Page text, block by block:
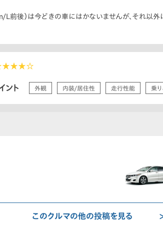
L前後）は今どきの車にはかないませんが、それ以外
ント 外観 内装/居住性 走行性能 乗
このクルマの他の投稿を見る